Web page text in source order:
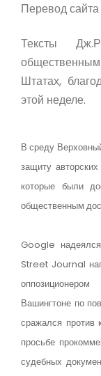
Перевод
Тексты
Штатах,
этой неделе.
В среду
защиту
которые были
общественным
Google
Street Journal
Вашингтоне по
сражался против
просьбе
судебных